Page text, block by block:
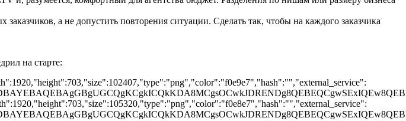
а не допустить повторения ситуации. Сделать так, чтобы на каждого заказчика
на старте: